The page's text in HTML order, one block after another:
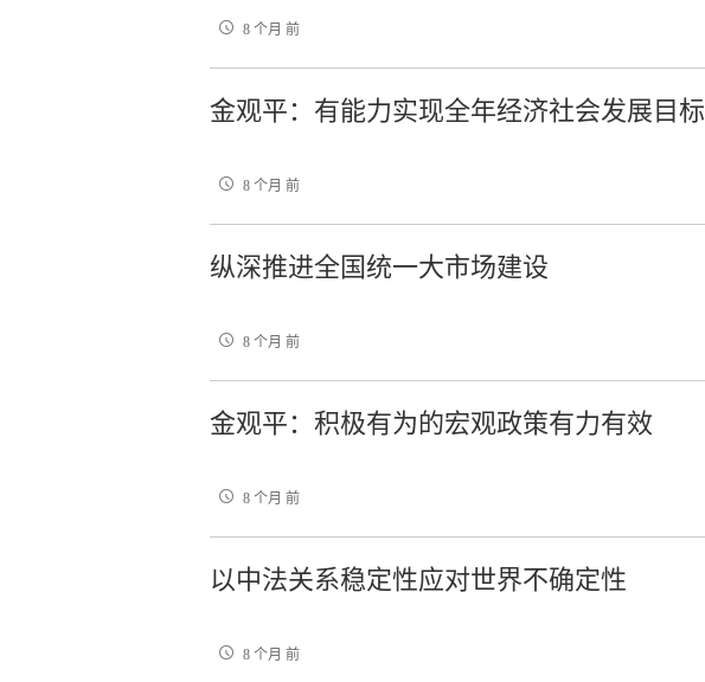
8 个月 前
金观平：有能力实现全年经济社会发展目标
8 个月 前
纵深推进全国统一大市场建设
8 个月 前
金观平：积极有为的宏观政策有力有效
8 个月 前
以中法关系稳定性应对世界不确定性
8 个月 前